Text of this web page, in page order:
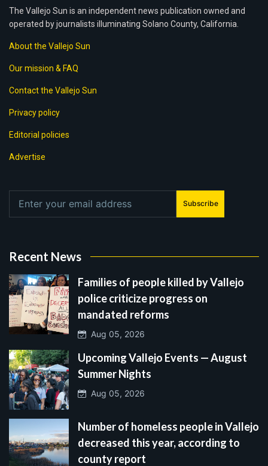
The Vallejo Sun is an independent news publication owned and
operated by journalists illuminating Solano County, California.
About the Vallejo Sun
Our mission & FAQ
Contact the Vallejo Sun
Privacy policy
Editorial policies
Advertise
Subscribe
Recent News
Families of people killed by Vallejo
police criticize progress on
mandated reforms
Aug 05, 2026
Upcoming Vallejo Events — August
Summer Nights
Aug 05, 2026
Number of homeless people in Vallejo
decreased this year, according to
county report